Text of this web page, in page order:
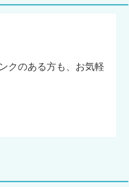
クのある方も、お気軽